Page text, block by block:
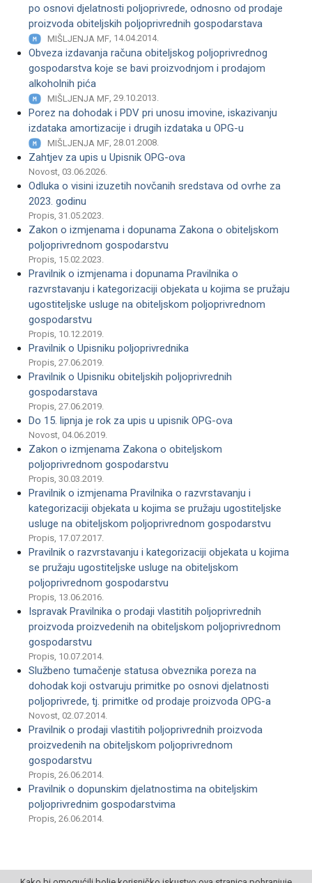
po osnovi djelatnosti poljoprivrede, odnosno od prodaje
proizvoda obiteljskih poljoprivrednih gospodarstava
MIŠLJENJA MF, 14.04.2014.
Obveza izdavanja računa obiteljskog poljoprivrednog
gospodarstva koje se bavi proizvodnjom i prodajom
alkoholnih pića
MIŠLJENJA MF, 29.10.2013.
Porez na dohodak i PDV pri unosu imovine, iskazivanju
izdataka amortizacije i drugih izdataka u OPG-u
MIŠLJENJA MF, 28.01.2008.
Zahtjev za upis u Upisnik OPG-ova
Novost, 03.06.2026.
Odluka o visini izuzetih novčanih sredstava od ovrhe za
2023. godinu
Propis, 31.05.2023.
Zakon o izmjenama i dopunama Zakona o obiteljskom
poljoprivrednom gospodarstvu
Propis, 15.02.2023.
Pravilnik o izmjenama i dopunama Pravilnika o
razvrstavanju i kategorizaciji objekata u kojima se pružaju
ugostiteljske usluge na obiteljskom poljoprivrednom
gospodarstvu
Propis, 10.12.2019.
Pravilnik o Upisniku poljoprivrednika
Propis, 27.06.2019.
Pravilnik o Upisniku obiteljskih poljoprivrednih
gospodarstava
Propis, 27.06.2019.
Do 15. lipnja je rok za upis u upisnik OPG-ova
Novost, 04.06.2019.
Zakon o izmjenama Zakona o obiteljskom
poljoprivrednom gospodarstvu
Propis, 30.03.2019.
Pravilnik o izmjenama Pravilnika o razvrstavanju i
kategorizaciji objekata u kojima se pružaju ugostiteljske
usluge na obiteljskom poljoprivrednom gospodarstvu
Propis, 17.07.2017.
Pravilnik o razvrstavanju i kategorizaciji objekata u kojima
se pružaju ugostiteljske usluge na obiteljskom
poljoprivrednom gospodarstvu
Propis, 13.06.2016.
Ispravak Pravilnika o prodaji vlastitih poljoprivrednih
proizvoda proizvedenih na obiteljskom poljoprivrednom
gospodarstvu
Propis, 10.07.2014.
Službeno tumačenje statusa obveznika poreza na
dohodak koji ostvaruju primitke po osnovi djelatnosti
poljoprivrede, tj. primitke od prodaje proizvoda OPG-a
Novost, 02.07.2014.
Pravilnik o prodaji vlastitih poljoprivrednih proizvoda
proizvedenih na obiteljskom poljoprivrednom
gospodarstvu
Propis, 26.06.2014.
Pravilnik o dopunskim djelatnostima na obiteljskim
poljoprivrednim gospodarstvima
Propis, 26.06.2014.